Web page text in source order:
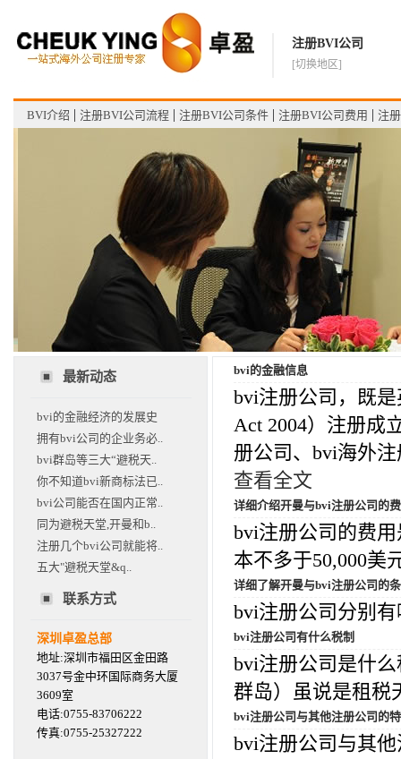
注册BVI公司
[切换地区]
BVI介绍 注册BVI公司流程 注册BVI公司条件 注册BVI公司费用 注
最新动态
bvi的金融经济的发展史
拥有bvi公司的企业务必..
bvi群岛等三大“避税天..
你不知道bvi新商标法已..
bvi公司能否在国内正常..
同为避税天堂,开曼和b..
注册几个bvi公司就能将..
五大"避税天堂&q..
联系方式
深圳卓盈总部
地址:深圳市福田区金田路
3037号金中环国际商务大厦
3609室
电话:0755-83706222
传真:0755-25327222
bvi的金融信息
bvi注册公司，既是
Act 2004）注册成
册公司、bvi海外
查看全文
详细介绍开曼与bvi注册公司的
bvi注册公司的费
本不多于50,000美
详细了解开曼与bvi注册公司的
bvi注册公司分别
bvi注册公司有什么税制
bvi注册公司是什
群岛）虽说是租税
bvi注册公司与其他注册公司的
bvi注册公司与其